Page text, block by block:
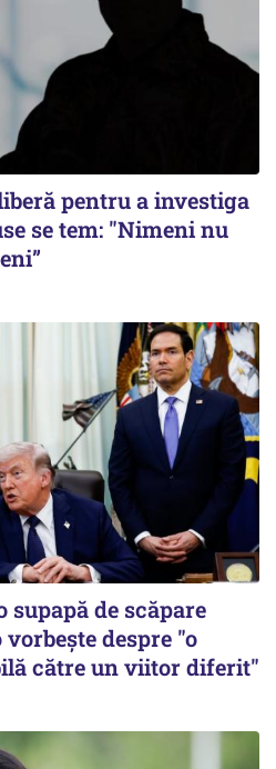
pentru a investiga
se tem: "Nimeni nu
de scăpare
despre "o
către un viitor diferit"